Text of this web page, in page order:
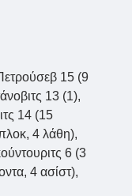
15 (9
13 (1),
14 (15
4 λάθη),
6 (3
4 ασίστ),